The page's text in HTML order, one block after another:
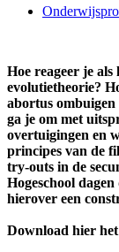
Hoe reageer je
evolutietheorie?
abortus ombuigen
ga je om met
overtuigingen en
principes van de
try-outs in de
Hogeschool
hierover een
Download hier